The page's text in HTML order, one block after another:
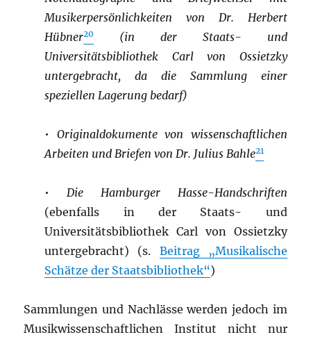
Musikerpersönlichkeiten von Dr. Herbert
Hübner20
(in der Staats- und
Universitätsbibliothek Carl von Ossietzky
untergebracht, da die Sammlung einer
speziellen Lagerung bedarf)
• Originaldokumente von wissenschaftlichen
Arbeiten und Briefen von Dr. Julius Bahle21
•Die Hamburger Hasse-Handschriften
(ebenfalls in der Staats- und
Universitätsbibliothek Carl von Ossietzky
untergebracht) (s. Beitrag „Musikalische
Schätze der Staatsbibliothek“)
Sammlungen und Nachlässe werden jedoch im
Musikwissenschaftlichen Institut nicht nur